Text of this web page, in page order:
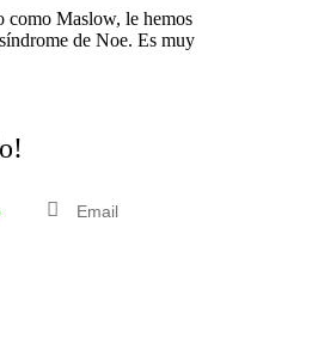
como Maslow, le hemos
de Noe. Es muy
Email